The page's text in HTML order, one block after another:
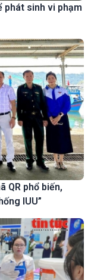
phát sinh vi phạm
QR phổ biến,
IUU”